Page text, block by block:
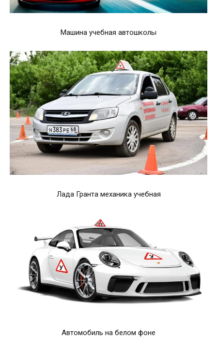
Машина учебная автошколы
Лада Гранта механика учебная
Автомобиль на белом фоне